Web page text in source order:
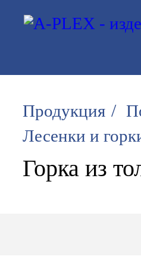
Продукция /
Лесенки и
Горка из